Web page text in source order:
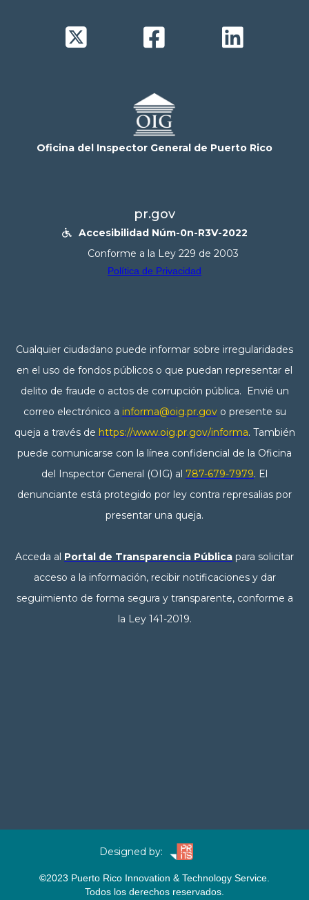
  
Oficina del Inspector General de Puerto Rico
pr.gov

Accesibilidad Núm-0n-R3V-2022
Conforme a la Ley 229 de 2003
Política de Privacidad
Cualquier ciudadano puede informar sobre irregularidades
en el uso de fondos públicos o que puedan representar el
delito de fraude o actos de corrupción pública. Envié un
correo electrónico a informa@oig.pr.govo presente su
queja a través de https://www.oig.pr.gov/informa. También
puede comunicarse con la línea confidencial de la Oficina
del Inspector General (OIG) al 787-679-7979. El
denunciante está protegido por ley contra represalias por
presentar una queja.
Acceda al Portal de Transparencia Pública para solicitar
acceso a la información, recibir notificaciones y dar
seguimiento de forma segura y transparente, conforme a
la Ley 141-2019.
©2023 Puerto Rico Innovation & Technology Service.
Todos los derechos reservados.
Designed by: